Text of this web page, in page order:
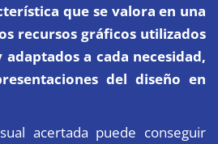
que se valora en una
recursos gráficos utilizados
a cada necesidad,
del diseño en
acertada puede conseguir